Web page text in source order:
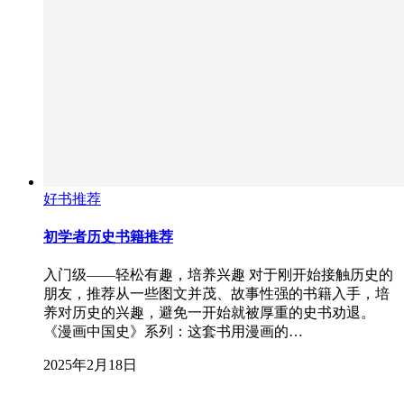
好书推荐
初学者历史书籍推荐
入门级——轻松有趣，培养兴趣 对于刚开始接触历史的
朋友，推荐从一些图文并茂、故事性强的书籍入手，培
养对历史的兴趣，避免一开始就被厚重的史书劝退。
《漫画中国史》系列：这套书用漫画的…
2025年2月18日